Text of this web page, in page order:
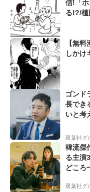
信!「
る!?/植
【無
しかけ
ゴンド
長でき
いと考
双葉社グ
韓流傑
る主演
どころ
双葉社グ